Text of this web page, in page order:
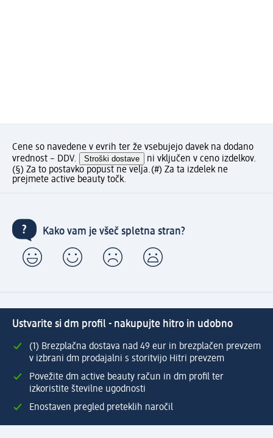
Cene so navedene v evrih ter že vsebujejo davek na dodano
vrednost – DDV.
Stroški dostave
ni vključen v ceno izdelkov.
(§) Za to postavko popust ne velja.(#) Za ta izdelek ne
prejmete active beauty točk.
Kako vam je všeč spletna stran?
Ustvarite si dm profil - nakupujte hitro in udobno
(1) Brezplačna dostava nad 49 eur in brezplačen prevzem
v izbrani dm prodajalni s storitvijo Hitri prevzem
Povežite dm active beauty račun in dm profil ter
izkoristite številne ugodnosti
Enostaven pregled preteklih naročil